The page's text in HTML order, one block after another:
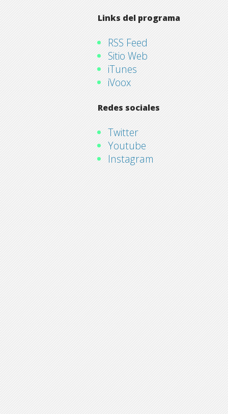
Links del programa
RSS Feed
Sitio Web
iTunes
iVoox
Redes sociales
Twitter
Youtube
Instagram